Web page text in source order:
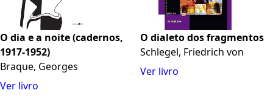
O dia e a noite (cadernos,
1917-1952)
Braque, Georges
Ver livro
O dialeto dos fragmentos
Schlegel, Friedrich von
Ver livro